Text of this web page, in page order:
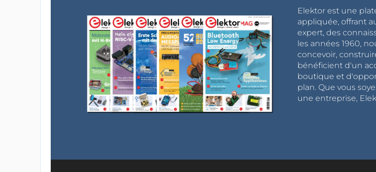
Elektor est une
appliquée, offrant
expert, des
les années 1960,
concevoir,
bénéficient d'un
boutique et
plan. Que vous
une entreprise,